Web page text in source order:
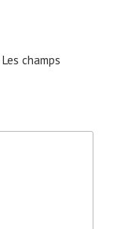
Les champs